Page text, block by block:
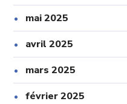
mai 2025
avril 2025
mars 2025
février 2025